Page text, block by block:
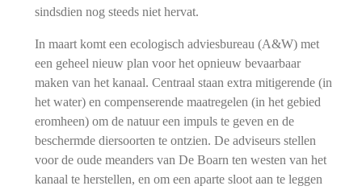
sindsdien nog steeds niet hervat.
In maart komt een ecologisch adviesbureau (A&W) met
een geheel nieuw plan voor het opnieuw bevaarbaar
maken van het kanaal. Centraal staan extra mitigerende (in
het water) en compenserende maatregelen (in het gebied
eromheen) om de natuur een impuls te geven en de
beschermde diersoorten te ontzien. De adviseurs stellen
voor de oude meanders van De Boarn ten westen van het
kanaal te herstellen, en om een aparte sloot aan te leggen